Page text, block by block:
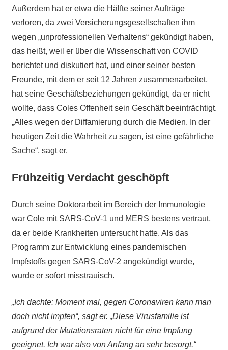
Außerdem hat er etwa die Hälfte seiner Aufträge
verloren, da zwei Versicherungsgesellschaften ihm
wegen „unprofessionellen Verhaltens“ gekündigt haben,
das heißt, weil er über die Wissenschaft von COVID
berichtet und diskutiert hat, und einer seiner besten
Freunde, mit dem er seit 12 Jahren zusammenarbeitet,
hat seine Geschäftsbeziehungen gekündigt, da er nicht
wollte, dass Coles Offenheit sein Geschäft beeinträchtigt.
„Alles wegen der Diffamierung durch die Medien. In der
heutigen Zeit die Wahrheit zu sagen, ist eine gefährliche
Sache“, sagt er.
Frühzeitig Verdacht geschöpft
Durch seine Doktorarbeit im Bereich der Immunologie
war Cole mit SARS-CoV-1 und MERS bestens vertraut,
da er beide Krankheiten untersucht hatte. Als das
Programm zur Entwicklung eines pandemischen
Impfstoffs gegen SARS-CoV-2 angekündigt wurde,
wurde er sofort misstrauisch.
„Ich dachte: Moment mal, gegen Coronaviren kann man
doch nicht impfen“, sagt er. „Diese Virusfamilie ist
aufgrund der Mutationsraten nicht für eine Impfung
geeignet. Ich war also von Anfang an sehr besorgt.“